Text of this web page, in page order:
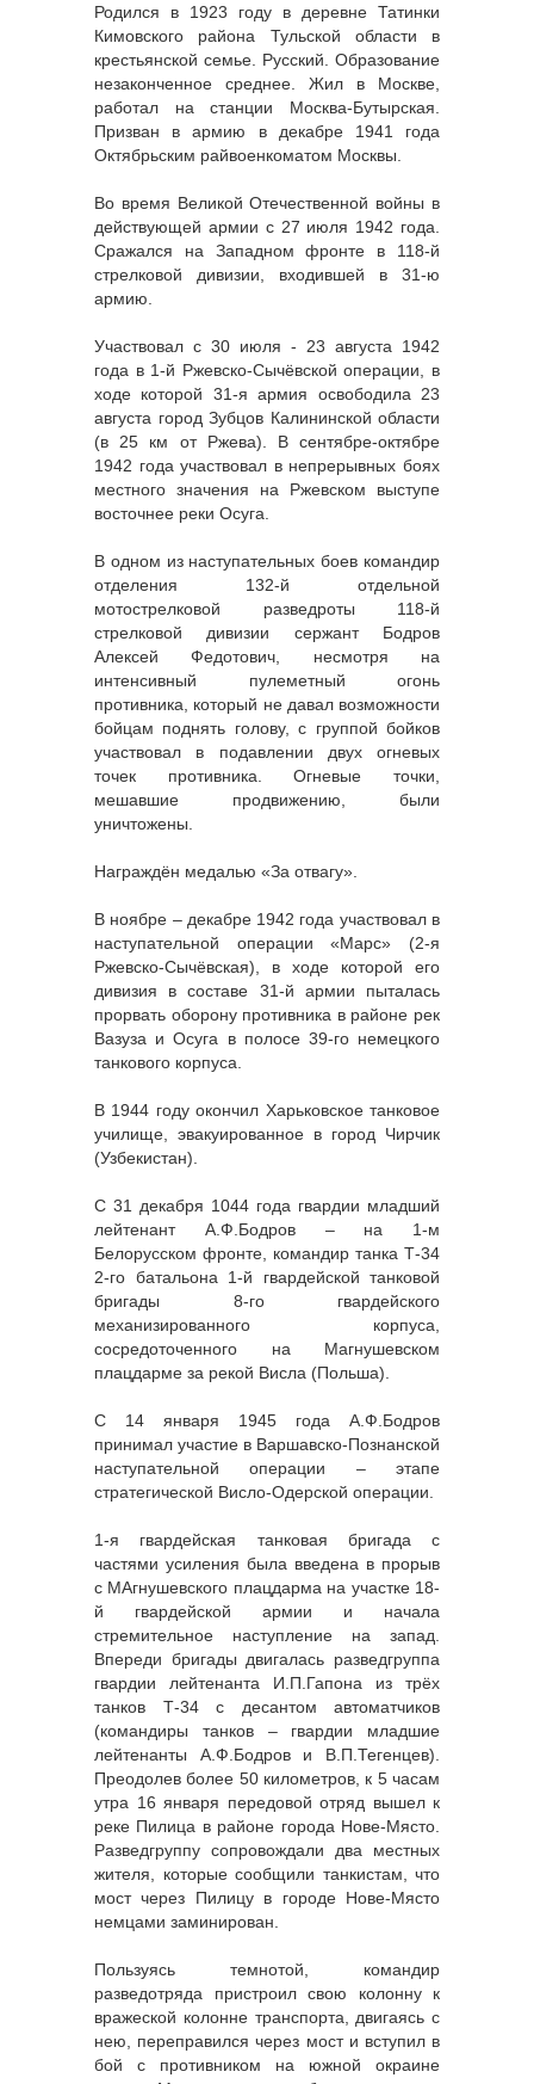
Родился в 1923 году в деревне Татинки
Кимовского района Тульской области в
крестьянской семье. Русский. Образование
незаконченное среднее. Жил в Москве,
работал на станции Москва-Бутырская.
Призван в армию в декабре 1941 года
Октябрьским райвоенкоматом Москвы.
Во время Великой Отечественной войны в
действующей армии с 27 июля 1942 года.
Сражался на Западном фронте в 118-й
стрелковой дивизии, входившей в 31-ю
армию.
Участвовал с 30 июля - 23 августа 1942
года в 1-й Ржевско-Сычёвской операции, в
ходе которой 31-я армия освободила 23
августа город Зубцов Калининской области
(в 25 км от Ржева). В сентябре-октябре
1942 года участвовал в непрерывных боях
местного значения на Ржевском выступе
восточнее реки Осуга.
В одном из наступательных боев командир
отделения 132-й отдельной
мотострелковой разведроты 118-й
стрелковой дивизии сержант Бодров
Алексей Федотович, несмотря на
интенсивный пулеметный огонь
противника, который не давал возможности
бойцам поднять голову, с группой бойков
участвовал в подавлении двух огневых
точек противника. Огневые точки,
мешавшие продвижению, были
уничтожены.
Награждён медалью «За отвагу».
В ноябре – декабре 1942 года участвовал в
наступательной операции «Марс» (2-я
Ржевско-Сычёвская), в ходе которой его
дивизия в составе 31-й армии пыталась
прорвать оборону противника в районе рек
Вазуза и Осуга в полосе 39-го немецкого
танкового корпуса.
В 1944 году окончил Харьковское танковое
училище, эвакуированное в город Чирчик
(Узбекистан).
С 31 декабря 1044 года гвардии младший
лейтенант А.Ф.Бодров – на 1-м
Белорусском фронте, командир танка Т-34
2-го батальона 1-й гвардейской танковой
бригады 8-го гвардейского
механизированного корпуса,
сосредоточенного на Магнушевском
плацдарме за рекой Висла (Польша).
С 14 января 1945 года А.Ф.Бодров
принимал участие в Варшавско-Познанской
наступательной операции – этапе
стратегической Висло-Одерской операции.
1-я гвардейская танковая бригада с
частями усиления была введена в прорыв
с МАгнушевского плацдарма на участке 18-
й гвардейской армии и начала
стремительное наступление на запад.
Впереди бригады двигалась разведгруппа
гвардии лейтенанта И.П.Гапона из трёх
танков Т-34 с десантом автоматчиков
(командиры танков – гвардии младшие
лейтенанты А.Ф.Бодров и В.П.Тегенцев).
Преодолев более 50 километров, к 5 часам
утра 16 января передовой отряд вышел к
реке Пилица в районе города Нове-Място.
Разведгруппу сопровождали два местных
жителя, которые сообщили танкистам, что
мост через Пилицу в городе Нове-Място
немцами заминирован.
Пользуясь темнотой, командир
разведотряда пристроил свою колонну к
вражеской колонне транспорта, двигаясь с
нею, переправился через мост и вступил в
бой с противником на южной окраине